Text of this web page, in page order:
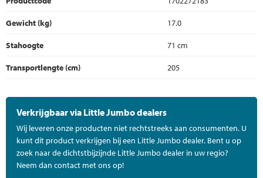
Gewicht (kg)
17.0
Stahoogte
71 cm
Transportlengte (cm)
205
Verkrijgbaar via Little Jumbo dealers
Wij leveren onze producten niet rechtstreeks aan consumenten. U
kunt dit product verkrijgen bij een Little Jumbo dealer. Bent u op
zoek naar de dichtstbijzijnde Little Jumbo dealer in uw regio?
Neem dan contact met ons op!